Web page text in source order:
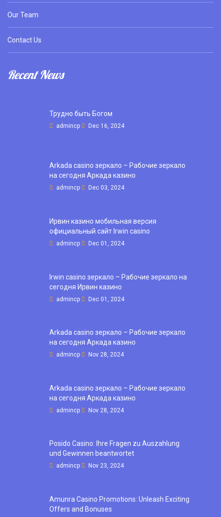
Our Team
Contact Us
Recent News
Трудно быть Богом
admincp Dec 16, 2024
Arkada casino зеркало – Рабочие зеркало
на сегодня Аркада казино
admincp Dec 03, 2024
Ирвин казино мобильная версия
официальный сайт Irwin casino
admincp Dec 01, 2024
Irwin casino зеркало – Рабочие зеркало на
сегодня Ирвин казино
admincp Dec 01, 2024
Arkada casino зеркало – Рабочие зеркало
на сегодня Аркада казино
admincp Nov 28, 2024
Arkada casino зеркало – Рабочие зеркало
на сегодня Аркада казино
admincp Nov 28, 2024
Posido Casino: Ihre Fragen zu Auszahlung
und Gewinnen beantwortet
admincp Nov 23, 2024
Amunra Casino Promotions: Unleash Exciting
Offers and Bonuses